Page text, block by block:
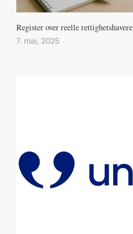
Register over reelle rettighetshavere
7. mai, 2025